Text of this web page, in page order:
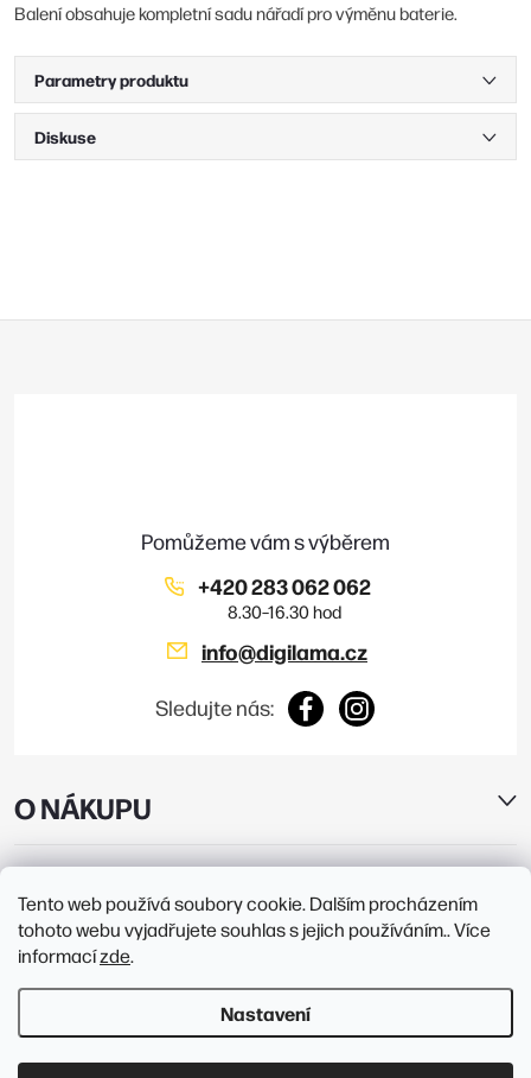
Tento web používá soubory cookie. Dalším procházením
tohoto webu vyjadřujete souhlas s jejich používáním.. Více
informacízde.
Nastavení
Balení obsahuje kompletní sadu nářadí pro výměnu baterie.
Parametry produktu
Diskuse
O NÁKUPU
PRODEJNY
info@digilama.cz
+420 283 062 062
Sledujte nás: